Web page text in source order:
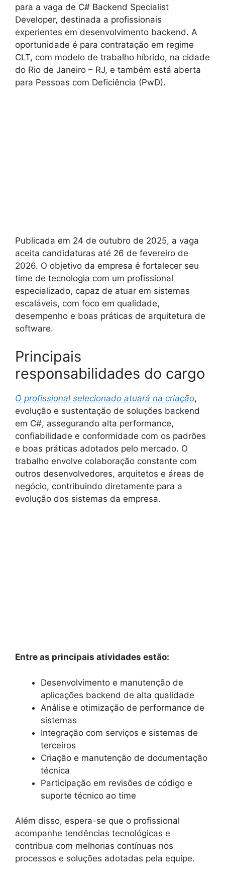
para a vaga de C# Backend Specialist
Developer, destinada a profissionais
experientes em desenvolvimento backend. A
oportunidade é para contratação em regime
CLT, com modelo de trabalho híbrido, na cidade
do Rio de Janeiro – RJ, e também está aberta
para Pessoas com Deficiência (PwD).
Publicada em 24 de outubro de 2025, a vaga
aceita candidaturas até 26 de fevereiro de
2026. O objetivo da empresa é fortalecer seu
time de tecnologia com um profissional
especializado, capaz de atuar em sistemas
escaláveis, com foco em qualidade,
desempenho e boas práticas de arquitetura de
software.
Principais
responsabilidades do cargo
O profissional selecionado atuará na criação,
evolução e sustentação de soluções backend
em C#, assegurando alta performance,
confiabilidade e conformidade com os padrões
e boas práticas adotados pelo mercado. O
trabalho envolve colaboração constante com
outros desenvolvedores, arquitetos e áreas de
negócio, contribuindo diretamente para a
evolução dos sistemas da empresa.
Entre as principais atividades estão:
Desenvolvimento e manutenção de
aplicações backend de alta qualidade
Análise e otimização de performance de
sistemas
Integração com serviços e sistemas de
terceiros
Criação e manutenção de documentação
técnica
Participação em revisões de código e
suporte técnico ao time
Além disso, espera-se que o profissional
acompanhe tendências tecnológicas e
contribua com melhorias contínuas nos
processos e soluções adotadas pela equipe.